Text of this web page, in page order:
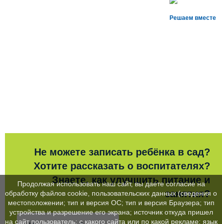
Решаем вместе
Не можете записать ребёнка в сад?
Хотите рассказать о воспитателях?
Знаете, как улучшить питание и
занятия?
Продолжая использовать наш сайт, вы даете согласие на
обработку файлов cookie, пользовательских данных (сведения о
местоположении; тип и версия ОС; тип и версия Браузера; тип
устройства и разрешение его экрана; источник откуда пришел
на сайт пользователь; с какого сайта или по какой рекламе; язык